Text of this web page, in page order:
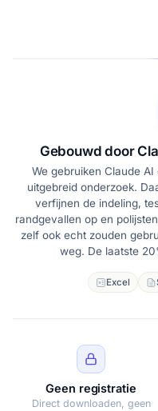
Gebouwd door
We gebruiken Claude
uitgebreid onderzoek.
verfijnen de indeling,
randgevallen op en
zelf ook echt zouden
weg. De laatste
Excel
Geen registratie
Direct downloaden, geen